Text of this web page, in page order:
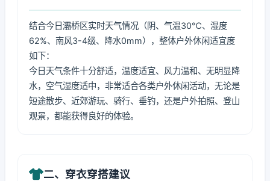
结合今日灞桥区实时天气情况（阴、气温30℃、湿度
62%、南风3-4级、降水0mm），整体户外休闲适宜度
如下：
今日天气条件十分舒适，温度适宜、风力温和、无明显降
水，空气湿度适中，非常适合各类户外休闲活动，无论是
短途散步、近郊游玩、骑行、垂钓，还是户外拍照、登山
观景，都能获得良好的体验。
二、穿衣穿搭建议